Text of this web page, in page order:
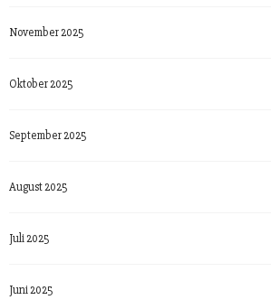
November 2025
Oktober 2025
September 2025
August 2025
Juli 2025
Juni 2025